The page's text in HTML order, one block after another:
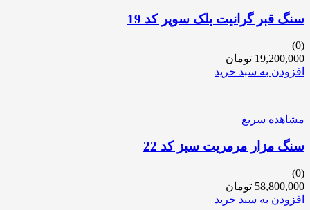
سنگ قبر گرانیت بلک سوپر کد 19
(0)
19,200,000 تومان
افزودن به سبد خرید
مشاهده سریع
سنگ مزار مرمریت سبز کد 22
(0)
58,800,000 تومان
افزودن به سبد خرید